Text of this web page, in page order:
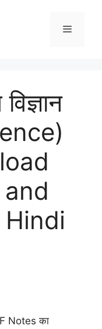
Hindi
Notes का